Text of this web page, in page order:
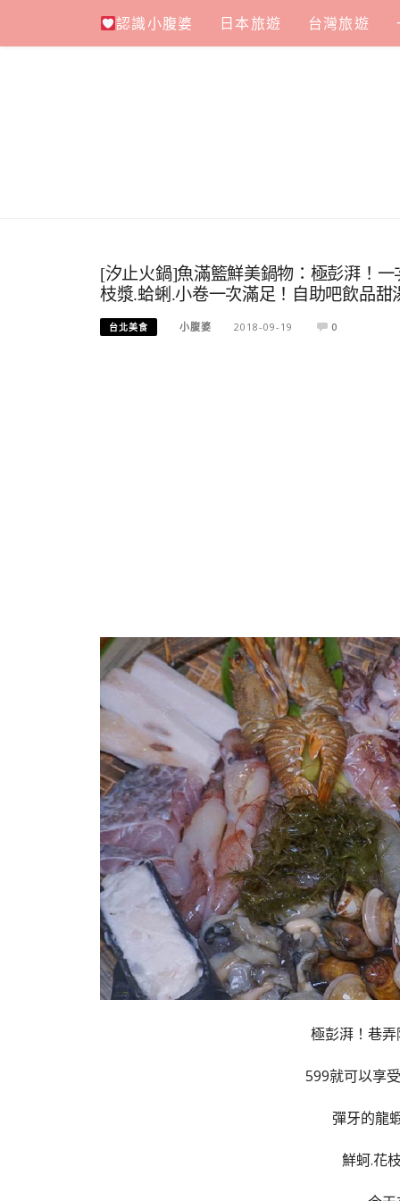
content
認識小腹婆 日本旅遊 台灣旅遊
[汐止火鍋]魚滿籃鮮美鍋物：極彭湃！
枝漿.蛤蜊.小卷一次滿足！自助吧飲品甜
台北美食 小腹婆 2018-09-19 0
極彭湃！巷
599就可以享
彈牙的龍
鮮蚵.花